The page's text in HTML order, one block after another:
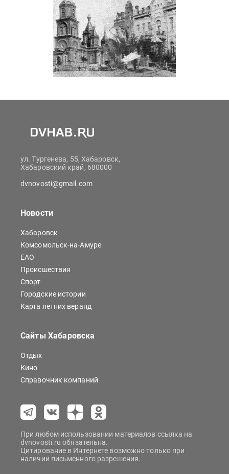
ул. Тургенева, 55, Хабаровск,
Хабаровский край, 680000
dvnovosti@gmail.com
Новости
Хабаровск
Комсомольск-на-Амуре
ЕАО
Происшествия
Спорт
Городские истории
Карта летних веранд
Сайты Хабаровска
Отдых
Кино
Справочник компаний
При любом использовании материалов ссылка на
dvnovosti.ru обязательна.
Цитирование в Интернете возможно только при
наличии письменного разрешения.